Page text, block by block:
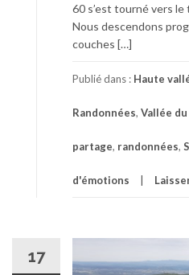
60 s’est tourné vers
Nous descendons
couches […]
Publié dans : Haute
Randonnées, Vallée du
partage, randonnées,
d'émotions
17